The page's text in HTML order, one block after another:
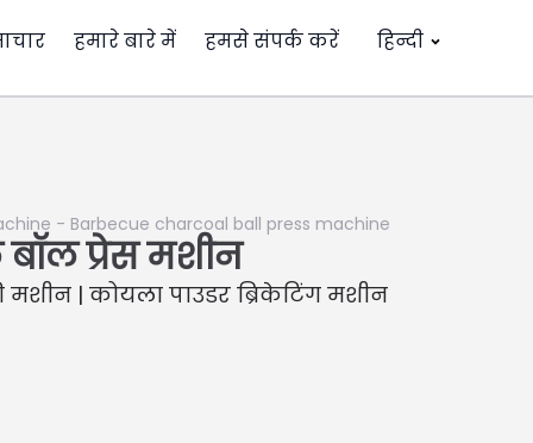
हमारे बारे में हमसे संपर्क करें हिन्दी
- Barbecue charcoal ball press machine
प्रेस मशीन
| कोयला पाउडर ब्रिकेटिंग मशीन